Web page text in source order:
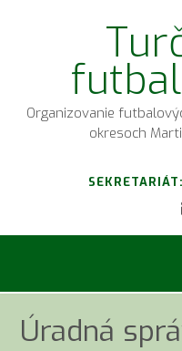
Organizovanie
okresoch
SEKRETARIÁT:
Úradná